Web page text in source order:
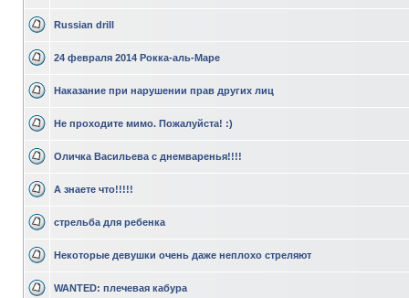
Russian drill
24 февраля 2014 Рокка-аль-Маре
Наказание при нарушении прав других лиц
Не проходите мимо. Пожалуйста! :)
Оличка Васильева с днемваренья!!!!
А знаете что!!!!!
стрельба для ребенка
Некоторые девушки очень даже неплохо стреляют
WANTED: плечевая кабура